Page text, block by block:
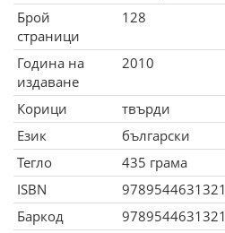
Брой
страници
128
Година на
издаване
2010
Корици
твърди
Език
български
Тегло
435 грама
ISBN
9789544631321
Баркод
9789544631321